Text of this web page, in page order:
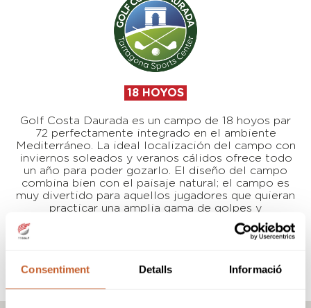
Consentiment Detalls Informació
18 HOYOS
Golf Costa Daurada es un campo de 18 hoyos par
72 perfectamente integrado en el ambiente
Mediterráneo. La ideal localización del campo con
inviernos soleados y veranos cálidos ofrece todo
un año para poder gozarlo. El diseño del campo
combina bien con el paisaje natural; el campo es
muy divertido para aquellos jugadores que quieran
practicar una amplia gama de golpes y
combinarlos con la habilidad i la precisión
necesarios para conseguir una buena puntuación.
visita la web